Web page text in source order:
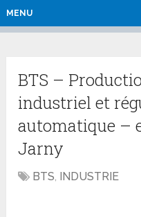
MENU
BTS –
industriel et
automatique –
Jarny
BTS, INDUSTRIE